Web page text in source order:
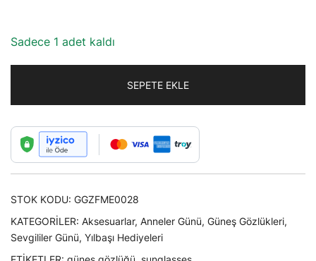
Sadece 1 adet kaldı
SEPETE EKLE
STOK KODU: GGZFME0028
KATEGORILER: Aksesuarlar, Anneler Günü, Güneş Gözlükleri,
Sevgililer Günü, Yılbaşı Hediyeleri